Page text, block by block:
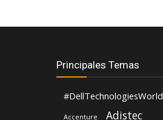
Principales Temas
#DellTechnologiesWorld
Accenture
Adistec